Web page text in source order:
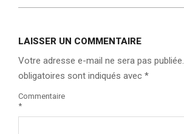
LAISSER UN COMMENTAIRE
Votre adresse e-mail ne sera pas publiée.
obligatoires sont indiqués avec *
Commentaire
*